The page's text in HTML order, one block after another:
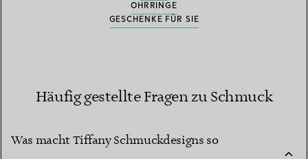
OHRRINGE
GESCHENKE FÜR SIE
Häufig gestellte Fragen zu Schmuck
Was macht Tiffany Schmuckdesigns so